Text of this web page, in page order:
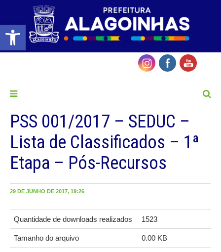
Barra de Ferramentas Aberta
PSS 001/2017 – SEDUC –
Lista de Classificados – 1ª
Etapa – Pós-Recursos
29 DE JUNHO DE 2017, 19:26
Quantidade de downloads realizados 1523
Tamanho do arquivo 0.00 KB